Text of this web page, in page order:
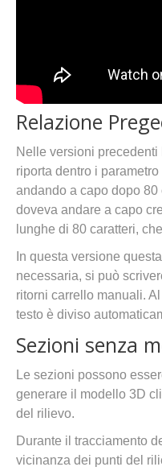
Relazione
Nelle versioni
riporta dentro i
andando a capo dopo 80
doveva andare a capo
lunghe di 80 caratteri,
In questa versione
necessaria, si può
ritorni carrello manuali.
testo è diviso
Sezioni senza
Le sezioni possono
generare il modello 3D
del rilievo.
Durante il tracciamento
vicinanza dei punti del